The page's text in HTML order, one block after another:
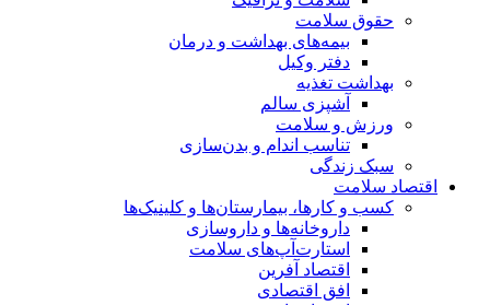
حقوق سلامت
بیمه‌های بهداشت و درمان
دفتر وکیل
بهداشت تغذیه
آشپزی سالم
ورزش و سلامت
تناسب اندام و بدن‌سازی
سبک زندگی
اقتصاد سلامت
کسب و کارها، بیمارستان‌ها و کلینیک‌ها
داروخانه‌ها و داروسازی
استارت‌آپ‌های سلامت
اقتصاد آفرین
افق اقتصادی